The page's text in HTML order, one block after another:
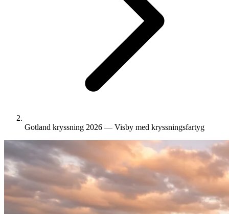
Gotland kryssning 2026 — Visby med kryssningsfartyg